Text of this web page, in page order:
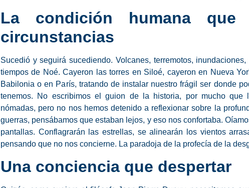
La condición humana
circunstancias
Sucedió y seguirá sucediendo. Volcanes, terremotos,
tiempos de Noé. Cayeron las torres en Siloé, cayeron en Nueva
Babilonia o en París, tratando de instalar nuestro frágil ser donde
tenemos. No escribimos el guion de la historia, por mucho que
nómadas, pero no nos hemos detenido a reflexionar sobre la
guerras, pensábamos que estaban lejos, y eso nos confortaba.
pantallas. Conflagrarán las estrellas, se alinearán los vientos
pensando que no nos concierne. La paradoja de la profecía de la
Una conciencia que despertar